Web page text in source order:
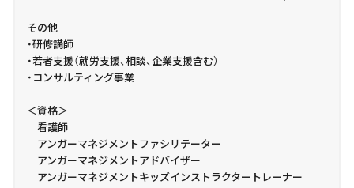
その他
・研修講師
・若者支援（就労支援、相談、企業支援含む）
・コンサルティング事業
＜資格＞
看護師
アンガーマネジメントファシリテーター
アンガーマネジメントアドバイザー
アンガーマネジメントキッズインストラクタートレーナー